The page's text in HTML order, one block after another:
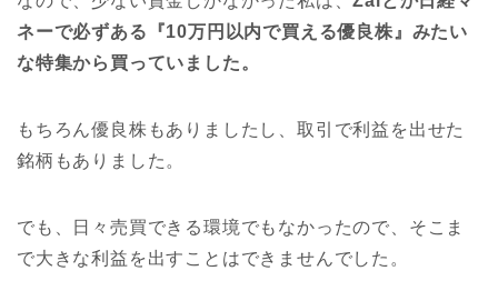
ネーで必ずある『10万円以内で買える優良株』みたい
な特集から買っていました。
もちろん優良株もありましたし、取引で利益を出せた
銘柄もありました。
でも、日々売買できる環境でもなかったので、そこま
で大きな利益を出すことはできませんでした。